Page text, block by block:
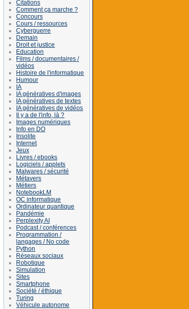
Citations
Comment ça marche ?
Concours
Cours / ressources
Cyberguerre
Demain
Droit et justice
Education
Films / documentaires /
vidéos
Histoire de l'informatique
Humour
IA
IA génératives d'images
IA génératives de textes
IA génératives de vidéos
Il y a de l'info, là ?
Images numériques
Info en DO
Insolite
Internet
Jeux
Livres / ebooks
Logiciels / applets
Malwares / sécurité
Métavers
Métiers
NotebookLM
OC informatique
Ordinateur quantique
Pandémie
Perplexity AI
Podcast / conférences
Programmation /
langages / No code
Python
Réseaux sociaux
Robotique
Simulation
Sites
Smartphone
Société / éthique
Turing
Véhicule autonome